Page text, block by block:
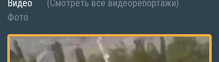
Видео
(Смотреть все видеорепортажи)
Фото